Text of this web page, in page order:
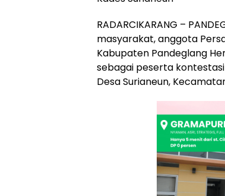
RADARCIKARANG –
masyarakat, anggota
Kabupaten Pandeglang
sebagai peserta
Desa Surianeun,